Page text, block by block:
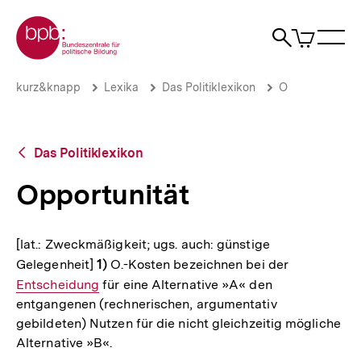
zum
Seiteninhalt
springen
Zur Startseite der bpb
Suche
Artikel
im
Opportunität
Brotkrümelnavigation
Pfadnavigation
kurz&knapp Lexika Das Politiklexikon O
Zurück
Übersicht
Das Politiklexikon
Opportunität
[lat.: Zweckmäßigkeit; ugs. auch: günstige
Gelegenheit]1) O.-Kosten bezeichnen bei derInterner
Entscheidung für eine Alternative »A« den
entgangenen (rechnerischen, argumentativ
gebildeten) Nutzen für die nicht gleichzeitig mögliche
Alternative »B«.